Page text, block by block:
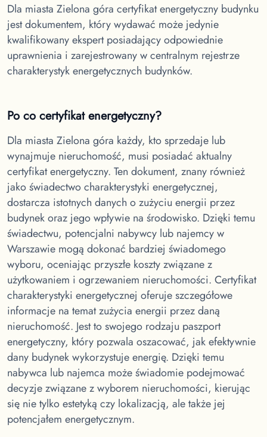
Dla miasta Zielona góra certyfikat energetyczny budynku
jest dokumentem, który wydawać może jedynie
kwalifikowany ekspert posiadający odpowiednie
uprawnienia i zarejestrowany w centralnym rejestrze
charakterystyk energetycznych budynków.
Po co certyfikat energetyczny?
Dla miasta Zielona góra każdy, kto sprzedaje lub
wynajmuje nieruchomość, musi posiadać aktualny
certyfikat energetyczny. Ten dokument, znany również
jako świadectwo charakterystyki energetycznej,
dostarcza istotnych danych o zużyciu energii przez
budynek oraz jego wpływie na środowisko. Dzięki temu
świadectwu, potencjalni nabywcy lub najemcy w
Warszawie mogą dokonać bardziej świadomego
wyboru, oceniając przyszłe koszty związane z
użytkowaniem i ogrzewaniem nieruchomości. Certyfikat
charakterystyki energetycznej oferuje szczegółowe
informacje na temat zużycia energii przez daną
nieruchomość. Jest to swojego rodzaju paszport
energetyczny, który pozwala oszacować, jak efektywnie
dany budynek wykorzystuje energię. Dzięki temu
nabywca lub najemca może świadomie podejmować
decyzje związane z wyborem nieruchomości, kierując
się nie tylko estetyką czy lokalizacją, ale także jej
potencjałem energetycznym.